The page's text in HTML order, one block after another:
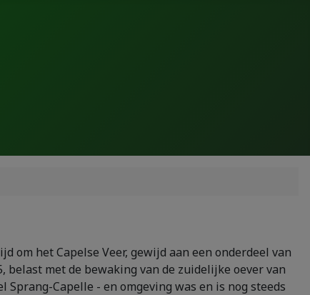
om het Capelse Veer, gewijd aan een onderdeel van
belast met de bewaking van de zuidelijke oever van
Capelle - en omgeving was en is nog steeds